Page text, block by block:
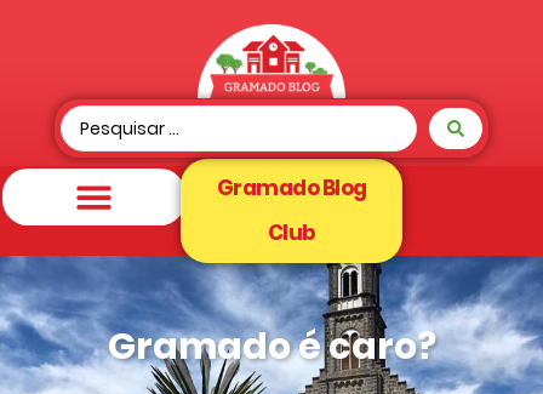
Gramado Blog
Club
Gramado é caro?